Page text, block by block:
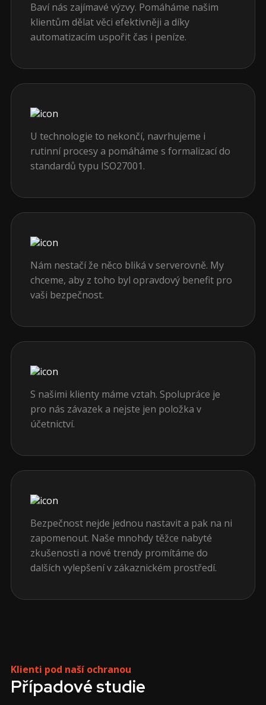
Baví nás zajímavé výzvy. Pomáháme našim
klientům dělat věci efektivněji a díky
automatizacím uspořit čas i peníze.
U technologie to nekončí, navrhujeme i
rutinní procesy a pomáháme s formalizací do
standardů typu ISO27001.
Nám nestačí že něco bliká v serverovně. My
chceme, aby z toho byl opravdový benefit pro
vaši bezpečnost.
S našimi klienty máme vztah. Spolupráce je
pro nás závazek a nejste jen položka v
účetnictví.
Bezpečnost nejde jednou nastavit a pak na ni
zapomenout. Naše mnohdy těžce nabyté
zkušenosti a nové trendy promítáme do
dalších vylepšení v zákaznickém prostředí.
Klienti pod naší ochranou
Případové studie